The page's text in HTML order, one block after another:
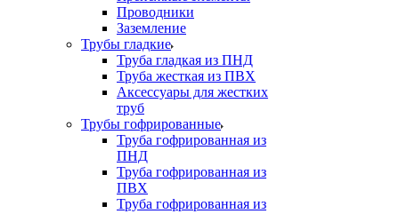
Проводники
Заземление
Трубы гладкие
Труба гладкая из ПНД
Труба жесткая из ПВХ
Аксессуары для жестких
труб
Трубы гофрированные
Труба гофрированная из
ПНД
Труба гофрированная из
ПВХ
Труба гофрированная из